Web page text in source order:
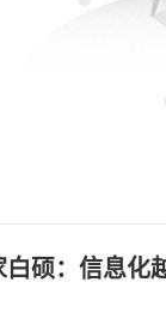
硕：信息化